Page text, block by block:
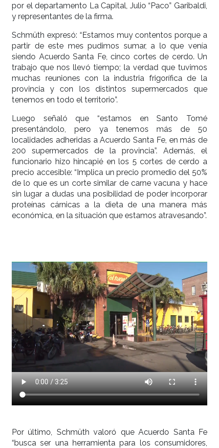
por el departamento La Capital, Julio “Paco” Garibaldi,
y representantes de la firma.
Schmüth expresó: “Estamos muy contentos porque a
partir de este mes pudimos sumar, a lo que venía
siendo Acuerdo Santa Fe, cinco cortes de cerdo. Un
trabajo que nos llevó tiempo; la verdad que tuvimos
muchas reuniones con la industria frigorífica de la
provincia y con los distintos supermercados que
tenemos en todo el territorio”.
Luego señaló que “estamos en Santo Tomé
presentándolo, pero ya tenemos más de 50
localidades adheridas a Acuerdo Santa Fe, en más de
200 supermercados de la provincia”. Además, el
funcionario hizo hincapié en los 5 cortes de cerdo a
precio accesible: “Implica un precio promedio del 50%
de lo que es un corte similar de carne vacuna y hace
sin lugar a dudas una posibilidad de poder incorporar
proteínas cárnicas a la dieta de una manera más
económica, en la situación que estamos atravesando”.
Por último, Schmüth valoró que Acuerdo Santa Fe
“busca ser una herramienta para los consumidores,